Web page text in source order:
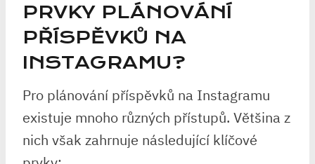
PRVKY PLÁNOVÁNÍ
PŘÍSPĚVKŮ NA
INSTAGRAMU?
Pro plánování příspěvků na Instagramu
existuje mnoho různých přístupů. Většina z
nich však zahrnuje následující klíčové